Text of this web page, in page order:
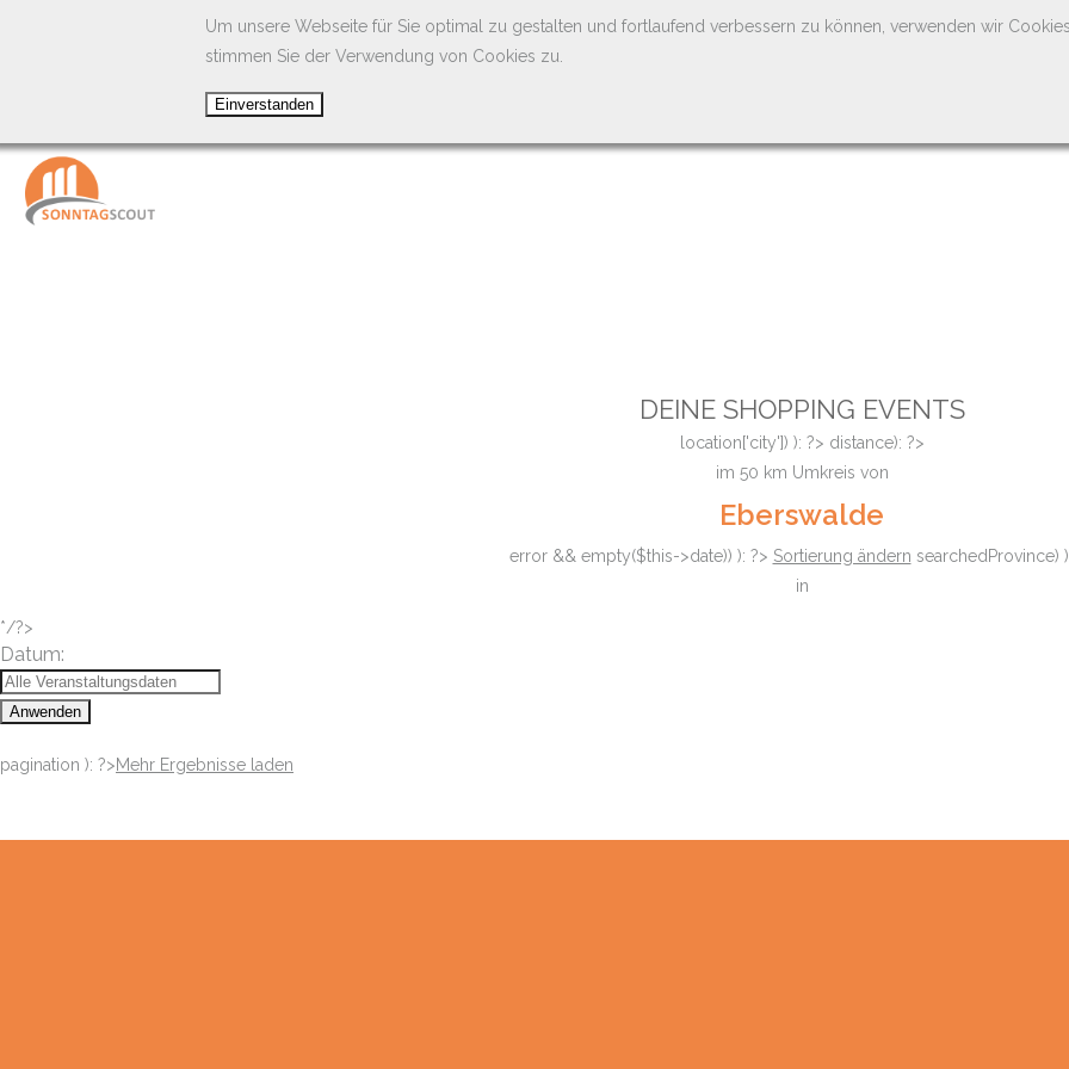
Um unsere Webseite für Sie optimal zu gestalten und fortlaufend verbessern zu können, verwenden wir
stimmen Sie der Verwendung von Cookies zu.
DEINE SHOPPING EVENTS
location['city']) ): ?> distance): ?>
im 50 km Umkreis von
Eberswalde
error && empty($this->date)) ): ?> Sortierung ändern searchedProvince)
in
*/?>
Datum:
Anwenden
pagination ): ?>Mehr Ergebnisse laden